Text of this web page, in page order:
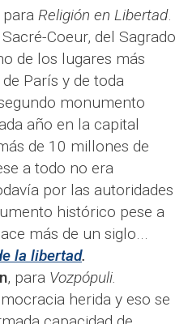
para Religión en Libertad.
Coeur, del Sagrado
de los lugares más
París y de toda
monumento
año en la capital
de 10 millones de
a todo no era
por las autoridades
histórico pese a
más de un siglo...
la libertad.
, para Vozpópuli.
herida y eso se